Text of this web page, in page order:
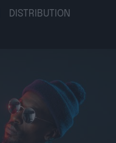
DISTRIBUTION